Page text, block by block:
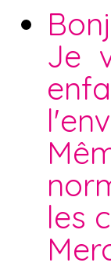
Je
les